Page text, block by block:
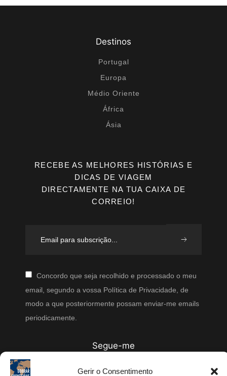
Gerir o Consentimento
n
Destinos
Portugal
Europa
Médio Oriente
África
Ásia
RECEBE AS MELHORES HISTÓRIAS E
DICAS DE VIAGEM
DIRECTAMENTE NA TUA CAIXA DE
CORREIO!
Concordo que seja recolhido e processado o meu
email, segundo a vossa Política de Privacidade, de
modo a que posteriormente possam enviar-me emails
periodicamente.
Segue-me